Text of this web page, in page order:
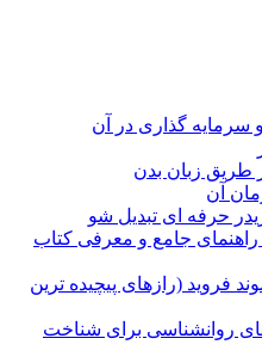
و سرمایه گذاری در آن
طریق زبان بدن
آن
حرفه ای تبدیل شو
جامع و معرفی کتاب
فروید (رازهای پیچیده ترین
روانشناسی برای شناخت